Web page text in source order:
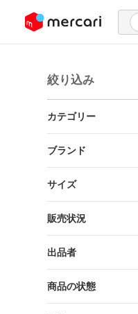
ツにスキップ
絞り込み
カテゴリー
ブランド
サイズ
販売状況
出品者
商品の状態